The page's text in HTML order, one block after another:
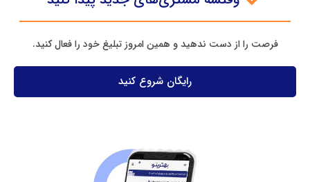
فرصت را از دست ندهید و همین امروز تبلیغ خود را فعال کنید.
رایگان شروع کنید